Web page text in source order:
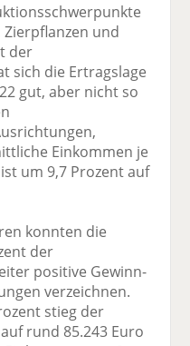
Zierpflanzen und
der
sich die Ertragslage
gut, aber nicht so
Einkommen je
um 9,7 Prozent auf
konnten die
der
positive Gewinn-
verzeichnen.
stieg der
rund 85.243 Euro